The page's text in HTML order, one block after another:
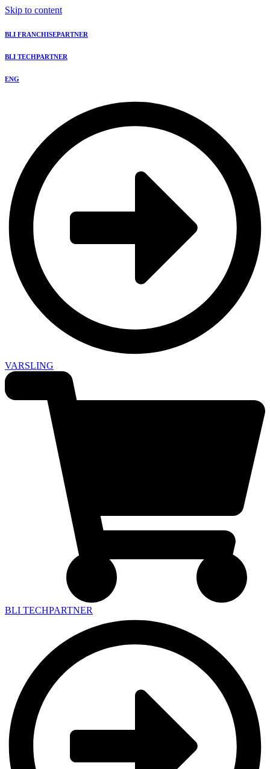
Skip to content
BLI FRANCHISEPARTNER
BLI TECHPARTNER
ENG
VARSLING
BLI TECHPARTNER